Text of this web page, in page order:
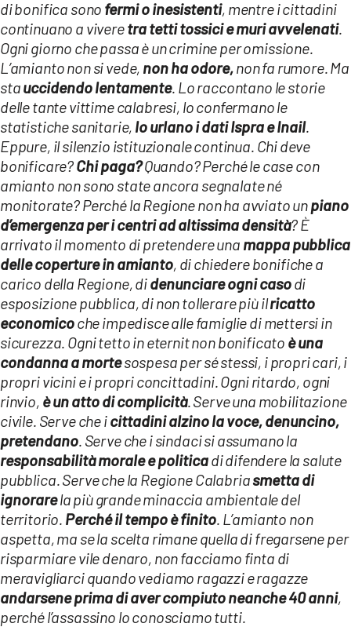
di bonifica sono fermi o inesistenti, mentre i cittadini
continuano a viveretra tetti tossici e muri avvelenati.
Ogni giorno che passa è un crimine per omissione.
L’amianto non si vede, non ha odore,non fa rumore. Ma
stauccidendo lentamente. Lo raccontano le storie
delle tante vittime calabresi, lo confermano le
statistiche sanitarie, lo urlano i dati Ispra e Inail.
Eppure, il silenzio istituzionale continua. Chi deve
bonificare?Chi paga?Quando? Perché le case con
amianto non sono state ancora segnalate né
monitorate?Perché la Regione non ha avviato unpiano
d’emergenza per i centri ad altissima densità? È
arrivato il momento di pretendere una mappa pubblica
delle coperture in amianto, di chiedere bonifiche a
carico della Regione, didenunciare ogni casodi
esposizione pubblica, di non tollerare più ilricatto
economicoche impedisce alle famiglie di mettersi in
sicurezza. Ogni tetto in eternit non bonificato è una
condanna a mortesospesa per sé stessi, i propri cari, i
propri vicini e i propri concittadini. Ogni ritardo, ogni
rinvio, è un atto di complicità. Serve una mobilitazione
civile. Serve che icittadini alzino la voce, denuncino,
pretendano . Serve che i sindaci si assumano la
responsabilità morale e politicadi difendere la salute
pubblica. Serve che la Regione Calabriasmetta di
ignorarela più grande minaccia ambientale del
territorio. Perché il tempo è finito. L’amianto non
aspetta, ma se la scelta rimane quella di fregarsene per
risparmiare vile denaro, non facciamo finta di
meravigliarci quando vediamo ragazzi e ragazze
andarsene prima di aver compiuto neanche 40 anni,
perché l’assassino lo conosciamo tutti.